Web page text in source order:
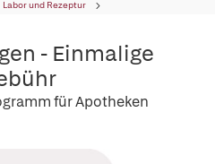
Labor und Rezeptur
- Einmalige
für Apotheken